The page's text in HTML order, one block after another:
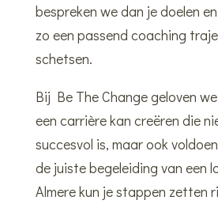
bespreken we dan je doelen
zo een passend coaching
schetsen.
Bij Be The Change geloven
een carrière kan creëren die
succesvol is, maar ook
de juiste begeleiding van een
Almere kun je stappen zetten